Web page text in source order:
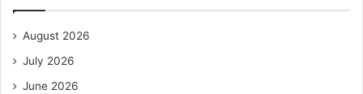
August 2026
July 2026
June 2026